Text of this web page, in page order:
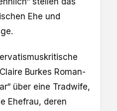
Ehe und
Burkes Roman-
über eine Tradwife,
Ehefrau, deren